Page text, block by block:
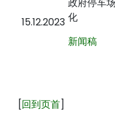
15.12.2023
政府停车
化
新闻稿
[回到页首]